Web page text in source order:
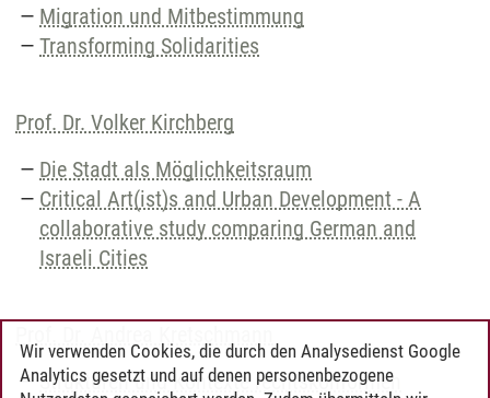
Migration und Mitbestimmung
Transforming Solidarities
Prof. Dr. Volker Kirchberg
Die Stadt als Möglichkeitsraum
Critical Art(ist)s and Urban Development - A
collaborative study comparing German and
Israeli Cities
Strukturen und Kontexte rechtskonformen
Wir verwenden Cookies, die durch den Analysedienst Google
Analytics gesetzt und auf denen personenbezogene